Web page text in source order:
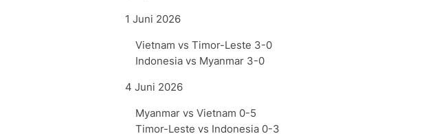
1 Juni 2026
Vietnam vs Timor-Leste 3-0
Indonesia vs Myanmar 3-0
4 Juni 2026
Myanmar vs Vietnam 0-5
Timor-Leste vs Indonesia 0-3